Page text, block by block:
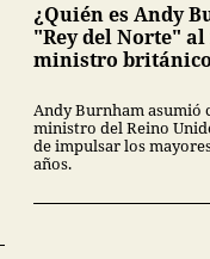
¿Quién es Andy
"Rey del Norte"
ministro británico
Andy Burnham asumió
ministro del Reino
de impulsar los
años.